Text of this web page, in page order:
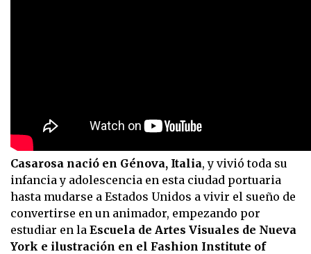
Casarosa nació en Génova, Italia, y vivió toda su
infancia y adolescencia en esta ciudad portuaria
hasta mudarse a Estados Unidos a vivir el sueño de
convertirse en un animador, empezando por
estudiar en la Escuela de Artes Visuales de Nueva
York e ilustración en el Fashion Institute of